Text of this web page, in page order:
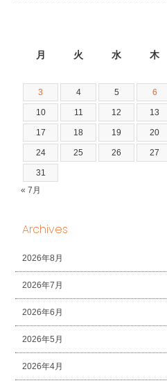
月 火 水 木
3 4 5 6
10 11 12 13
17 18 19 20
24 25 26 27
31
« 7月
Archives
2026年8月
2026年7月
2026年6月
2026年5月
2026年4月